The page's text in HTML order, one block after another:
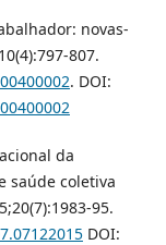
novas-
807.
. DOI:
da
saúde coletiva
95.
DOI: